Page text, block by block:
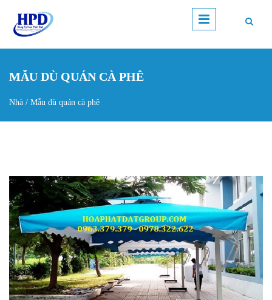
MẪU DÙ QUÁN CÀ PHÊ
Nhà / Mẫu dù quán cà phê